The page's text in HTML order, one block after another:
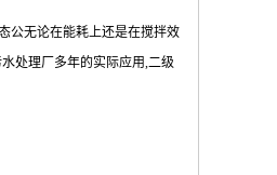
公无论在能耗上还是在搅拌效
处理厂多年的实际应用,二级